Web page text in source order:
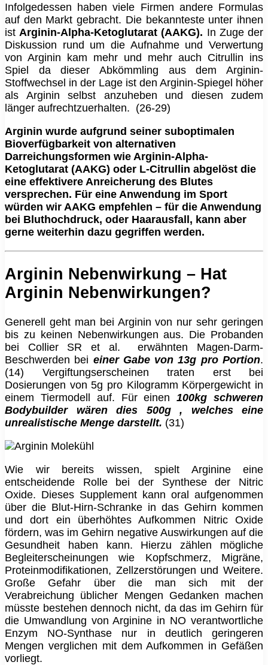
Infolgedessen haben viele Firmen andere Formulas
auf den Markt gebracht. Die bekannteste unter ihnen
ist Arginin-Alpha-Ketoglutarat (AAKG). In Zuge der
Diskussion rund um die Aufnahme und Verwertung
von Arginin kam mehr und mehr auch Citrullin ins
Spiel da dieser Abkömmling aus dem Arginin-
Stoffwechsel in der Lage ist den Arginin-Spiegel höher
als Arginin selbst anzuheben und diesen zudem
länger aufrechtzuerhalten. (26-29)
Arginin wurde aufgrund seiner suboptimalen
Bioverfügbarkeit von alternativen
Darreichungsformen wie Arginin-Alpha-
Ketoglutarat (AAKG) oder L-Citrullin abgelöst die
eine effektivere Anreicherung des Blutes
versprechen. Für eine Anwendung im Sport
würden wir AAKG empfehlen – für die Anwendung
bei Bluthochdruck, oder Haarausfall, kann aber
gerne weiterhin dazu gegriffen werden.
Arginin Nebenwirkung – Hat
Arginin Nebenwirkungen?
Generell geht man bei Arginin von nur sehr geringen
bis zu keinen Nebenwirkungen aus. Die Probanden
bei Collier SR et al. erwähnten Magen-Darm-
Beschwerden bei einer Gabe von 13g pro Portion.
(14) Vergiftungserscheinen traten erst bei
Dosierungen von 5g pro Kilogramm Körpergewicht in
einem Tiermodell auf. Für einen100kg schweren
Bodybuilder wären dies 500g , welches eine
unrealistische Menge darstellt. (31)
Wie wir bereits wissen, spielt Arginine eine
entscheidende Rolle bei der Synthese der Nitric
Oxide. Dieses Supplement kann oral aufgenommen
über die Blut-Hirn-Schranke in das Gehirn kommen
und dort ein überhöhtes Aufkommen Nitric Oxide
fördern, was im Gehirn negative Auswirkungen auf die
Gesundheit haben kann. Hierzu zählen mögliche
Begleiterscheinungen wie Kopfschmerz, Migräne,
Proteinmodifikationen, Zellzerstörungen und Weitere.
Große Gefahr über die man sich mit der
Verabreichung üblicher Mengen Gedanken machen
müsste bestehen dennoch nicht, da das im Gehirn für
die Umwandlung von Arginine in NO verantwortliche
Enzym NO-Synthase nur in deutlich geringeren
Mengen verglichen mit dem Aufkommen in Gefäßen
vorliegt.